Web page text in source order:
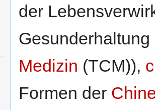
der
Gesunderhaltung
Medizin (TCM)),
Formen der